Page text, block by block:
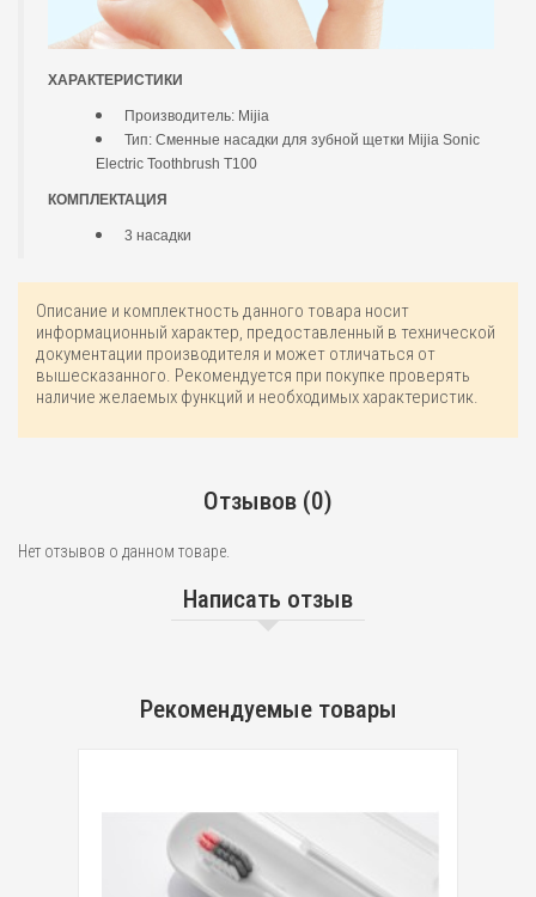
ХАРАКТЕРИСТИКИ
Производитель: Mijia
Тип: Сменные насадки для зубной щетки Mijia Sonic
Electric Toothbrush T100
КОМПЛЕКТАЦИЯ
3 насадки
Описание и комплектность данного товара носит
информационный характер, предоставленный в технической
документации производителя и может отличаться от
вышесказанного. Рекомендуется при покупке проверять
наличие желаемых функций и необходимых характеристик.
Отзывов (0)
Нет отзывов о данном товаре.
Написать отзыв
Рекомендуемые товары